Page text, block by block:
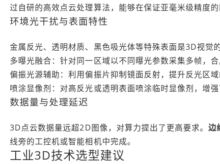
过自研的高效点云处理算法，能够在保证亚毫米级精度
环境光干扰与表面特性
金属反光、透明材质、黑色吸光体等特殊表面是3D视觉
多曝光融合：针对同一区域以不同曝光参数采集多帧，
偏振光源辅助：利用偏振片抑制镜面反射，提升反光区
喷涂显像剂：对高反光或透明表面喷涂临时显像剂，增
数据量与处理延迟
3D点云数据量远超2D图像，对算力提出了更高要求。边
线旁的工控机或智能相机中完成。
工业3D技术选型建议